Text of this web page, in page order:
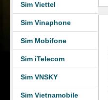
Sim Viettel
Sim Vinaphone
Sim Mobifone
Sim iTelecom
Sim VNSKY
Sim Vietnamobile